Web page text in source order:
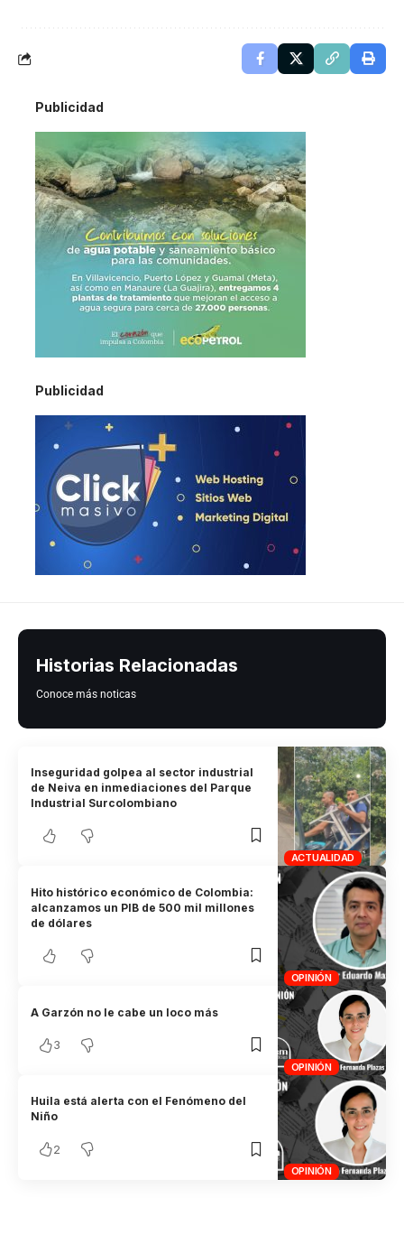
Publicidad
Publicidad
Historias Relacionadas
Conoce más noticas
ACTUALIDAD
Inseguridad golpea al sector industrial
de Neiva en inmediaciones del Parque
Industrial Surcolombiano
OPINIÓN
Hito histórico económico de Colombia:
alcanzamos un PIB de 500 mil millones
de dólares
OPINIÓN
A Garzón no le cabe un loco más
3
OPINIÓN
Huila está alerta con el Fenómeno del
Niño
2